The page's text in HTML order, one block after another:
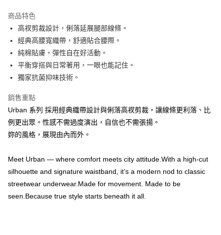
運送方式
全家取貨付款
每筆NT$100，滿NT$888(含以上)免運費
付款後全家取貨
7-11取貨付款
每筆NT$100，滿NT$888(含以上)免運費
付款後7-11取貨
宅配
每筆NT$100，滿NT$888(含以上)免運費
宅配-離島
商品特色
高衩剪裁設計，俐落延展腿部線條。
經典高腰寬織帶，舒適貼合腰際。
純棉貼膚，彈性自在好活動。
平衡穿搭與日常著用，一眼也能記住。
獨家抗菌抑味技術。
銷售重點
Urban 系列 採用經典織帶設計與俐落高衩剪裁，讓線條更利落、比
例更出眾。性感不需過度演出，自信也不需張揚。
妳的風格，展現由內而外。
Meet Urban — where comfort meets city attitude.With a high-cut
silhouette and signature waistband, it’s a modern nod to classic
streetwear underwear.Made for movement. Made to be
seen.Because true style starts beneath it all.